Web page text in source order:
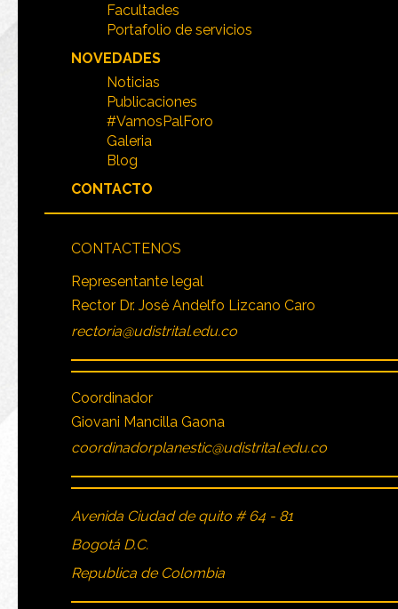
Facultades
Portafolio de servicios
NOVEDADES
Noticias
Publicaciones
#VamosPalForo
Galeria
Blog
CONTACTO
CONTACTENOS
Representante legal
Rector Dr. José Andelfo Lizcano Caro
rectoria@udistrital.edu.co
Coordinador
Giovani Mancilla Gaona
coordinadorplanestic@udistrital.edu.co
Avenida Ciudad de quito # 64 - 81
Bogotá D.C.
Republica de Colombia